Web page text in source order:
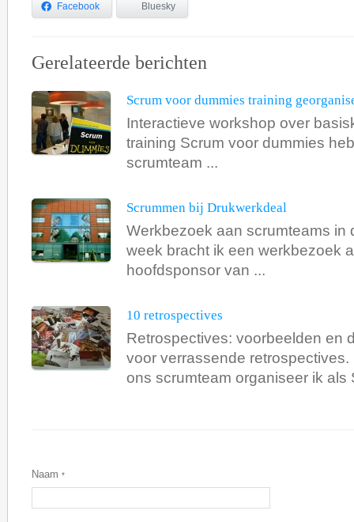
Facebook Bluesky
Gerelateerde berichten
Scrum voor dummies training
Interactieve workshop over
training Scrum voor dummies
scrumteam ...
Scrummen bij Drukwerkdeal
Werkbezoek aan scrumteams in
week bracht ik een werkbezoek
hoofdsponsor van ...
10 retrospectives
Retrospectives: voorbeelden en
voor verrassende
ons scrumteam organiseer ik als
Naam *